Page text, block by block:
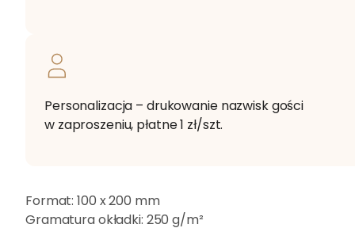
Personalizacja – drukowanie nazwisk gości
w zaproszeniu, płatne 1 zł/szt.
Format:100 x 200 mm
Gramatura okładki: 250 g/m²